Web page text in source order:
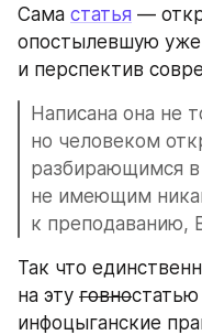
Сама статья —
опостылевшую уже
и перспектив
Написана она не
но человеком
разбирающимся в
не имеющим
к преподаванию,
Так что
на эту говно
инфоцыганские